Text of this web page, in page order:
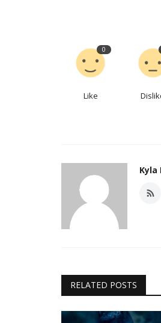
0
Like
Kyla
RELATED POSTS